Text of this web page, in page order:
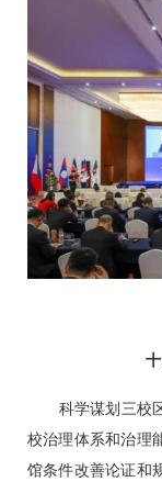
科学谋划三校
校治理体系和治理
馆条件改善论证和